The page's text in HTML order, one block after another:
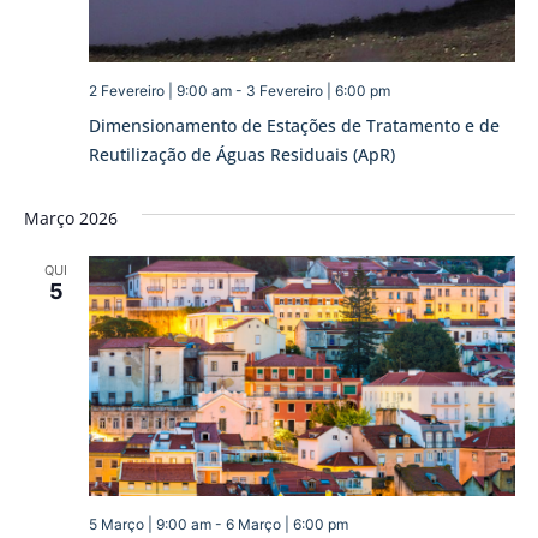
Dimensionamento de Estações de Tratamento e de
Reutilização de Águas Residuais (ApR)
2 Fevereiro | 9:00 am- 3 Fevereiro | 6:00 pm
Março 2026
QUI
5
5 Março | 9:00 am- 6 Março | 6:00 pm